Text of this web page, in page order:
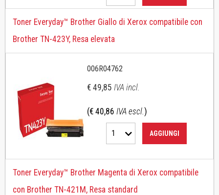
Toner Everyday™ Brother Giallo di Xerox compatibile con
Brother TN-423Y, Resa elevata
006R04762
€ 49,85 IVA incl.
(€ 40,86 IVA escl.)
1 AGGIUNGI
Toner Everyday™ Brother Magenta di Xerox compatibile
con Brother TN-421M, Resa standard